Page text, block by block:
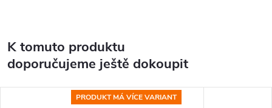
K tomuto produktu
doporučujeme ještě dokoupit
PRODUKT MÁ VÍCE VARIANT